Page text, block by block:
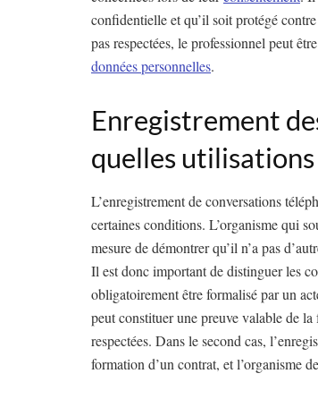
confidentielle et qu’il soit protégé
pas respectées, le professionnel peut
données personnelles.
Enregistrement
quelles utilisations
L’enregistrement de conversations
certaines conditions. L’organisme qui
mesure de démontrer qu’il n’a pas
Il est donc important de distinguer les
obligatoirement être formalisé par un
peut constituer une preuve valable de
respectées. Dans le second cas,
formation d’un contrat, et l’organisme